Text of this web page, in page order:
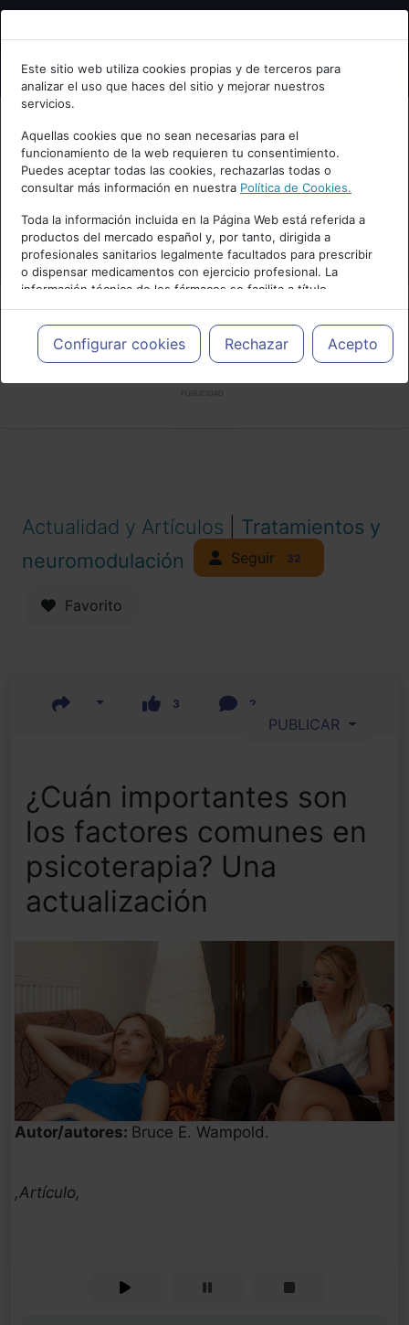
Bienvenid@ a psiquiatria.com
Escribe tu Email
Accede o regístrate con tu email.
Cancelar
Este sitio web utiliza cookies propias y de terceros para
analizar el uso que haces del sitio y mejorar nuestros
servicios.
Aquellas cookies que no sean necesarias para el
funcionamiento de la web requieren tu consentimiento.
Puedes aceptar todas las cookies, rechazarlas todas o
consultar más información en nuestra Política de Cookies.
Toda la información incluida en la Página Web está referida a
productos del mercado español y, por tanto, dirigida a
profesionales sanitarios legalmente facultados para prescribir
o dispensar medicamentos con ejercicio profesional. La
información técnica de los fármacos se facilita a título
meramente informativo, siendo responsabilidad de los
profesionales facultados prescribir medicamentos y decidir, en
cada caso concreto, el tratamiento más adecuado a las
necesidades del paciente.
Configurar cookies Rechazar Acepto
Actualidad y Artículos
Tratamientos y
neuromodulación
Seguir 32
Favorito
3 2
PUBLICAR
¿Cuán importantes son
los factores comunes en
psicoterapia? Una
actualización
Autor/autores: Bruce E. Wampold.
,Artículo,